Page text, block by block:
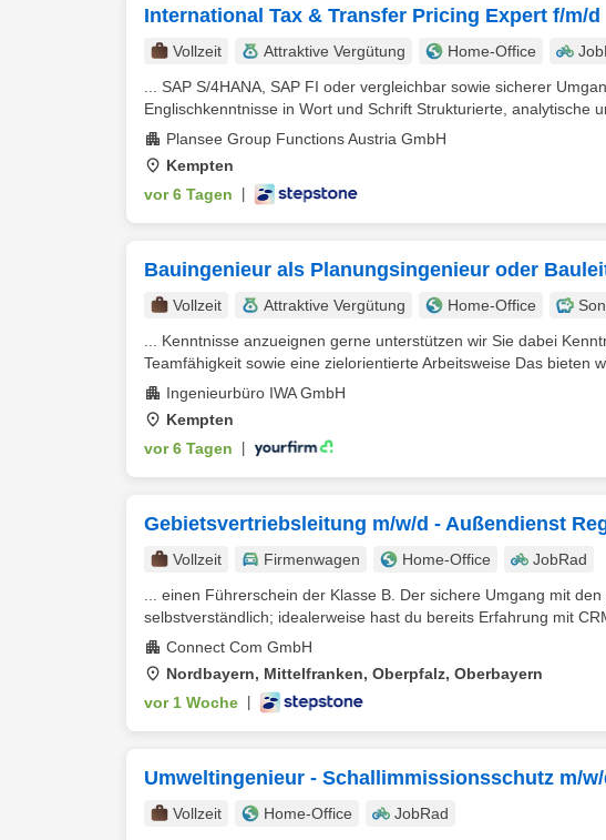
International Tax & Transfer Pricing Expert f/m/d
Vollzeit Attraktive Vergütung Home-Office
... SAP S/4HANA, SAP FI oder vergleichbar sowie sicherer
Englischkenntnisse in Wort und Schrift Strukturierte, analytische
Plansee Group Functions Austria GmbH
Kempten
vor 6 Tagen
Bauingenieur als Planungsingenieur oder
Vollzeit Attraktive Vergütung Home-Office
... Kenntnisse anzueignen gerne unterstützen wir Sie dabei
Teamfähigkeit sowie eine zielorientierte Arbeitsweise Das bieten
Ingenieurbüro IWA GmbH
Kempten
vor 6 Tagen
Gebietsvertriebsleitung m/w/d - Außendienst
Vollzeit Firmenwagen Home-Office
JobRad
... einen Führerschein der Klasse B. Der sichere Umgang mit
selbstverständlich; idealerweise hast du bereits Erfahrung mit
Connect Com GmbH
Nordbayern, Mittelfranken, Oberpfalz, Oberbayern
vor 1 Woche
Umweltingenieur - Schallimmissionsschutz m/w/
Vollzeit Home-Office JobRad